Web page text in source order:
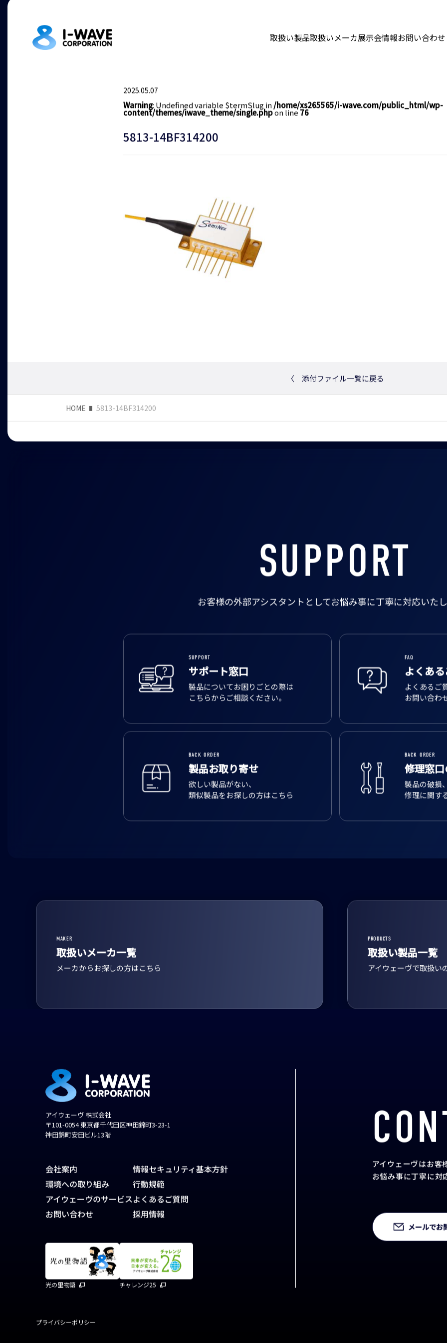
取扱い製品取扱いメーカ展示会情報お問い合わせ
2025.05.07
Warning: Undefined variable $termSlug in/home/xs265565/i-wave.com/public_html/wp-
content/themes/iwave_theme/single.phpon line 76
5813-14BF314200
〈 添付ファイル一覧に戻る
HOME 5813-14BF314200
SUPPORT
お客様の外部アシスタントとしてお悩み事に丁寧に対応いた
SUPPORT
サポート窓口
製品についてお困りごとの際は
こちらからご相談ください。
FAQ
よくあ
よくあるご
お問い合わ
BACK ORDER
製品お取り寄せ
欲しい製品がない、
類似製品をお探しの方はこちら
BACK ORDER
修理窓
製品の破損
修理に関す
MAKER
取扱いメーカ一覧
メーカからお探しの方はこちら
PRODUCTS
取扱い製品一覧
アイウェーヴで取扱い
アイウェーヴはお客
お悩み事に丁寧に対
メールでお
アイウェーヴ 株式会社
〒101-0054 東京都千代田区神田錦町3-23-1
神田錦町安田ビル13階
会社案内
環境への取り組み
アイウェーヴのサービス
お問い合わせ
情報セキュリティ基本方針
行動規範
よくあるご質問
採用情報
光の里物語 チャレンジ25
プライバシーポリシー